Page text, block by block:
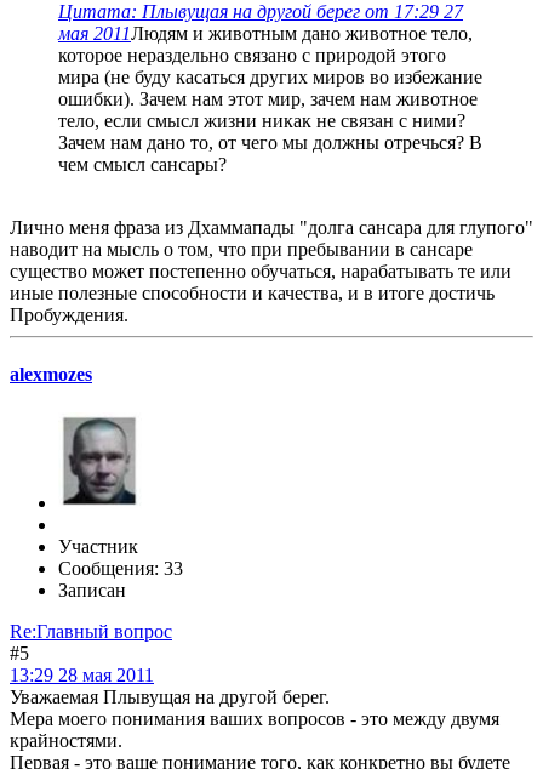
Цитата: Плывущая на другой берег от 17:29 27
мая 2011Людям и животным дано животное тело,
которое нераздельно связано с природой этого
мира (не буду касаться других миров во избежание
ошибки). Зачем нам этот мир, зачем нам животное
тело, если смысл жизни никак не связан с ними?
Зачем нам дано то, от чего мы должны отречься? В
чем смысл сансары?
Лично меня фраза из Дхаммапады "долга сансара для глупого"
наводит на мысль о том, что при пребывании в сансаре
существо может постепенно обучаться, нарабатывать те или
иные полезные способности и качества, и в итоге достичь
Пробуждения.
alexmozes
Участник
Сообщения: 33
Записан
Re:Главный вопрос
#5
13:29 28 мая 2011
Уважаемая Плывущая на другой берег.
Мера моего понимания ваших вопросов - это между двумя
крайностями.
Первая - это ваше понимание того, как конкретно вы будете